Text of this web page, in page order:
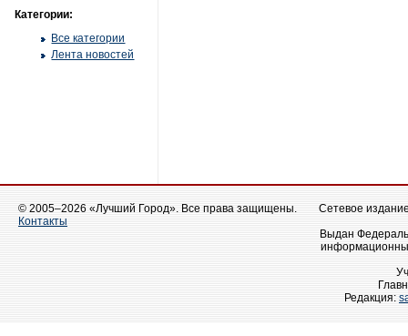
Категории:
Все категории
Лента новостей
© 2005–2026 «Лучший Город». Все права защищены.
Контакты
Сетевое
Выдан
Редакция: